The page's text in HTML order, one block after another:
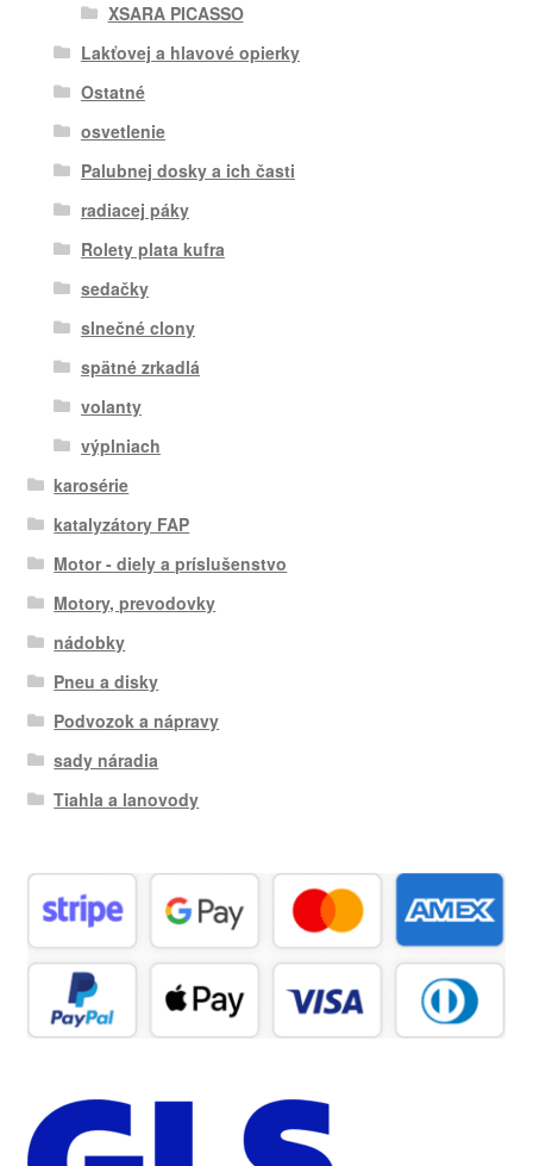
XSARA PICASSO
Lakťovej a hlavové opierky
Ostatné
osvetlenie
Palubnej dosky a ich časti
radiacej páky
Rolety plata kufra
sedačky
slnečné clony
spätné zrkadlá
volanty
výplniach
karosérie
katalyzátory FAP
Motor - diely a príslušenstvo
Motory, prevodovky
nádobky
Pneu a disky
Podvozok a nápravy
sady náradia
Tiahla a lanovody